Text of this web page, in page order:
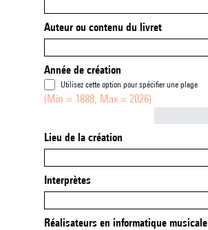
Auteur ou contenu du livret
Année de création
Utilisez cette option pour spécifier une plage
(Min = 1888, Max = 2026)
Lieu de la création
Interprètes
Réalisateurs en informatique musicale